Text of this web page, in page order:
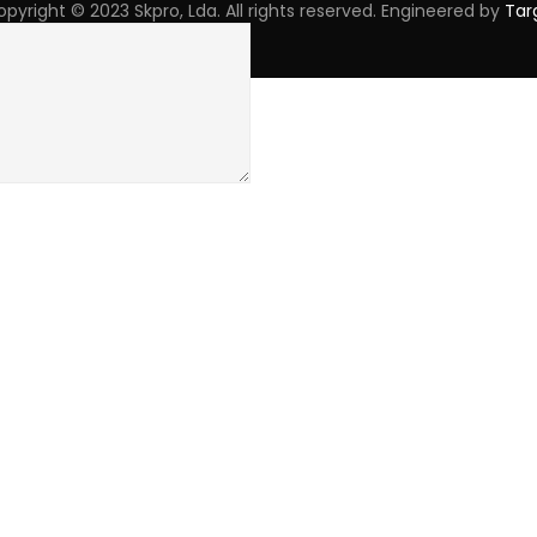
© 2023 Skpro, Lda. All rights reserved. Engineered by